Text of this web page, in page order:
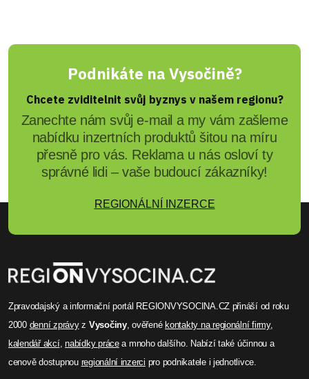
Podnikáte na Vysočině?
Chcete zviditelnit svůj byznys v našem regionu?
Zanechte nám svůj e-mail a my vám zašleme
nabídku inzertních produktů šitou na míru
přesně pro vás. Reklama u nás osloví ty
správné lidi – vaše budoucí zákazníky!
REGIONÁLNÍ INZERCE
Zpravodajský a informační portál REGIONVYSOCINA.CZ přináší od roku
2000 denní zprávyz Vysočiny, ověřené kontakty na regionální firmy,
kalendář akcí,nabídky prácea mnoho dalšího. Nabízí také účinnou a
cenově dostupnou regionální inzerci pro podnikatele i jednotlivce.